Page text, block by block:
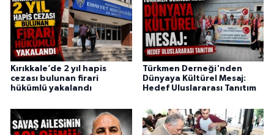
Kırıkkale’de 2 yıl hapis
cezası bulunan firari
hükümlü yakalandı
Türkmen Derneği'nden
Dünyaya Kültürel Mesaj:
Hedef Uluslararası Tanıtım